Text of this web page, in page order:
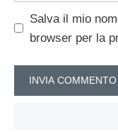
Salva il mio
browser per la